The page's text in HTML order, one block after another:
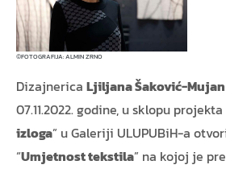
©FOTOGRAFIJA: ALMIN ZRNO
Dizajnerica Ljiljana Šaković-Mujan
07.11.2022. godine, u sklopu projekta
izloga” u Galeriji ULUPUBiH-a
“Umjetnost tekstila” na kojoj je